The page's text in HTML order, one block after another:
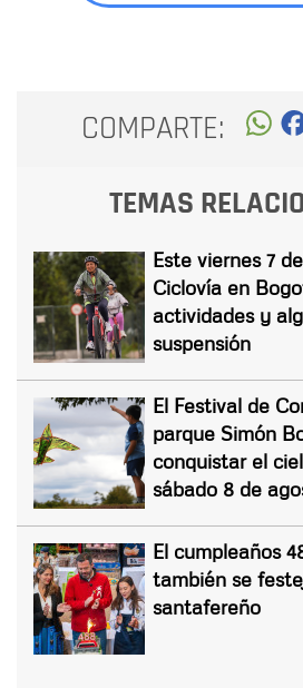
COMPARTE:
TEMAS
Este viernes 7
Ciclovía en
actividades y
suspensión
El Festival de
parque Simón
conquistar el
sábado 8 de
El cumpleaños
también se
santafereño